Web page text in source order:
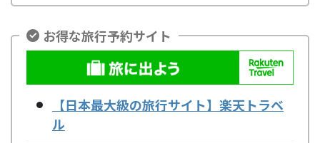
お得な旅行予約サイト
【日本最大級の旅行サイト】楽天トラベ
ル